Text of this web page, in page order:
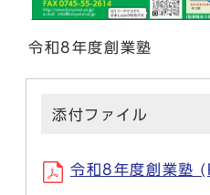
令和8年度創業塾
添付ファイル
令和8年度創業塾